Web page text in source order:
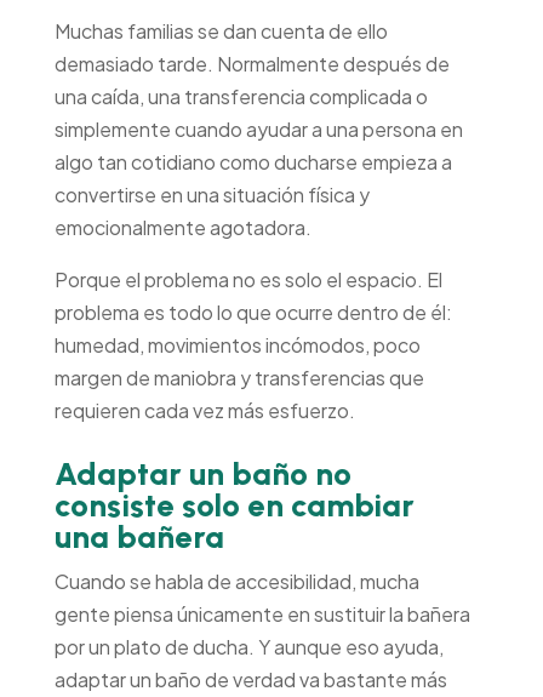
Muchas familias se dan cuenta de ello
demasiado tarde. Normalmente después de
una caída, una transferencia complicada o
simplemente cuando ayudar a una persona en
algo tan cotidiano como ducharse empieza a
convertirse en una situación física y
emocionalmente agotadora.
Porque el problema no es solo el espacio. El
problema es todo lo que ocurre dentro de él:
humedad, movimientos incómodos, poco
margen de maniobra y transferencias que
requieren cada vez más esfuerzo.
Adaptar un baño no
consiste solo en cambiar
una bañera
Cuando se habla de accesibilidad, mucha
gente piensa únicamente en sustituir la bañera
por un plato de ducha. Y aunque eso ayuda,
adaptar un baño de verdad va bastante más